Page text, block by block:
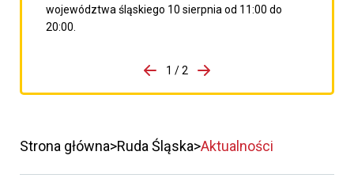
województwa śląskiego 10 sierpnia od 11:00 do
20:00.
porzpedniego komunikatu
1 / 2
Przejdź do następnego
Strona główna Ruda Śląska Aktualności